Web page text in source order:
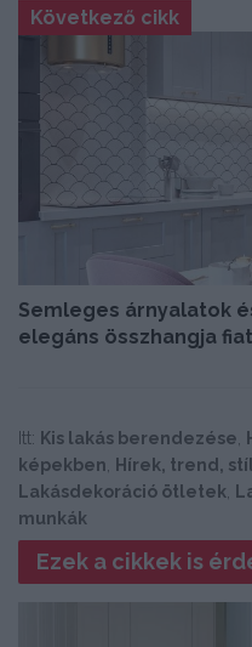
Következő cikk
Semleges árnyalatok
elegáns összhangja
Itt: Kis lakás berendezése
képekben
Hírek, trend,
Lakásdekoráció ötletek
munkák
Ezek a cikkek is